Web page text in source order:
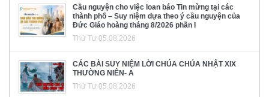
Cầu nguyện cho việc loan báo Tin mừng tại các
thành phố – Suy niệm dựa theo ý cầu nguyện của
Đức Giáo hoàng tháng 8/2026 phần I
Thứ Tư 05.08.2026
CÁC BÀI SUY NIỆM LỜI CHÚA CHÚA NHẬT XIX
THƯỜNG NIÊN- A
Thứ Tư 05.08.2026